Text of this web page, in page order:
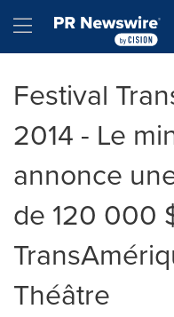
Hamburger menu
Festival
2014 - Le
annonce
de 120 000
Théâtre